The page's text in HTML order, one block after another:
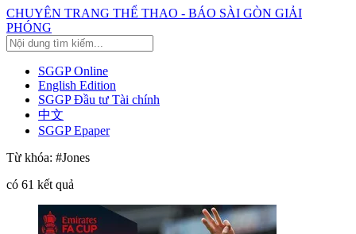
CHUYÊN TRANG THỂ THAO - BÁO SÀI GÒN GIẢI
PHÓNG
SGGP Online
English Edition
SGGP Đầu tư Tài chính
中文
SGGP Epaper
Từ khóa: #Jones
có 61 kết quả